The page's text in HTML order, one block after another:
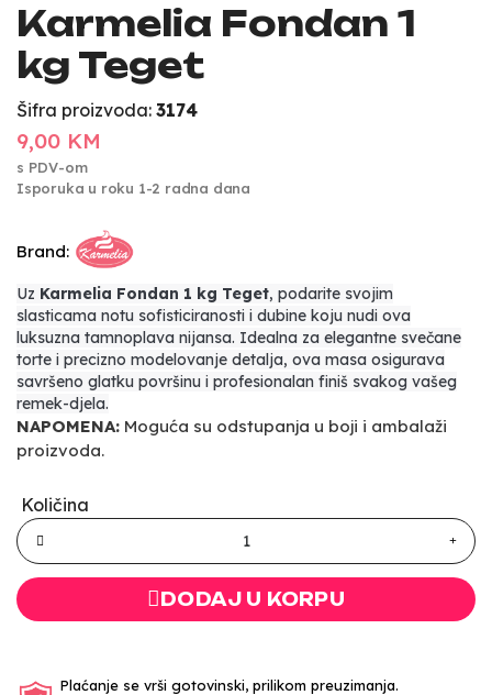
Karmelia Fondan 1
kg Teget
Šifra proizvoda: 3174
9,00 KM
s PDV-om
Isporuka u roku 1-2 radna dana
Brand:
Uz Karmelia Fondan 1 kg Teget, podarite svojim
slasticama notu sofisticiranosti i dubine koju nudi ova
luksuzna tamnoplava nijansa. Idealna za elegantne svečane
torte i precizno modelovanje detalja, ova masa osigurava
savršeno glatku površinu i profesionalan finiš svakog vašeg
remek-djela.
NAPOMENA: Moguća su odstupanja u boji i ambalaži
proizvoda.
Količina
DODAJ U KORPU
Plaćanje se vrši gotovinski, prilikom preuzimanja.